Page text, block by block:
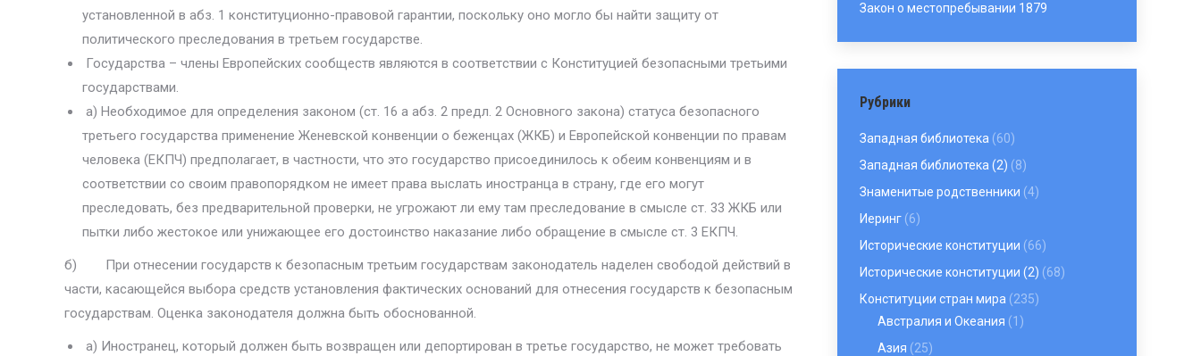
установленной в абз. 1 конституционно-правовой гарантии, поскольку оно могло бы найти защиту от
политического пре­следования в третьем государстве.
Государства – члены Европейских сообществ являются в соответ­ствии с Конституцией безопасными третьими
государствами.
а) Необходимое для определения законом (ст. 16 а абз. 2 предл. 2 Основного закона) статуса безопасного
третьего государства примене­ние Женевской конвенции о беженцах (ЖКБ) и Европейской конвенции по правам
человека (ЕКПЧ) предполагает, в частности, что это государ­ство присоединилось к обеим конвенциям и в
соответствии со своим пра­вопорядком не имеет права выслать иностранца в страну, где его могут
преследовать, без предварительной проверки, не угрожают ли ему там преследование в смысле ст. 33 ЖКБ или
пытки либо жестокое или уни­жающее его достоинство наказание либо обращение в смысле ст. 3 ЕКПЧ.
б) При отнесении государств к безопасным третьим государствам зако­нодатель наделен свободой действий в
части, касающейся выбора средств установления фактических оснований для отнесения государств к без­опасным
государствам. Оценка законодателя должна быть обоснованной.
а) Иностранец, который должен быть возвращен или депортирован в третье государство, не может требовать
Закон о местопребывании 1879
Рубрики
Западная библиотека (60)
Западная библиотека (2) (8)
Знаменитые родственники (4)
Иеринг (6)
Исторические конституции (66)
Исторические конституции (2) (68)
Конституции стран мира (235)
Австралия и Океания (1)
Азия (25)